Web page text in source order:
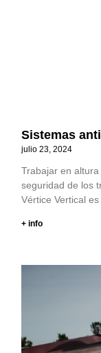
Sistemas
julio 23, 2024
Trabajar en
seguridad de los
Vértice Vertical es
+ info